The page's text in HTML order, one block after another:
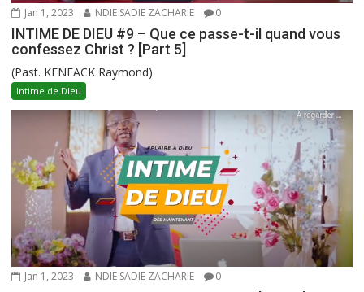
Jan 1, 2023 NDIE SADIE ZACHARIE 0
INTIME DE DIEU #9 – Que ce passe-t-il quand vous
confessez Christ ? [Part 5]
(Past. KENFACK Raymond)
Intime de DIeu
Jan 1, 2023 NDIE SADIE ZACHARIE 0